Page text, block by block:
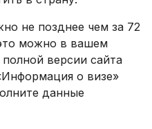
не позднее чем за 72
можно в вашем
полной версии сайта
о визе»
данные